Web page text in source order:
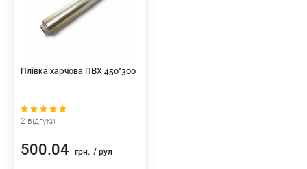
Плівка харчова ПВХ 450*300
2 відгуки
500.04 грн. / рул